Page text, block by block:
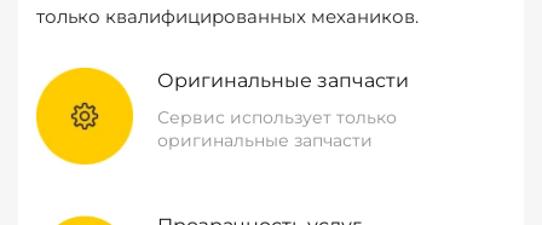
только квалифицированных механиков.
Оригинальные запчасти
Сервис использует только
оригинальные запчасти